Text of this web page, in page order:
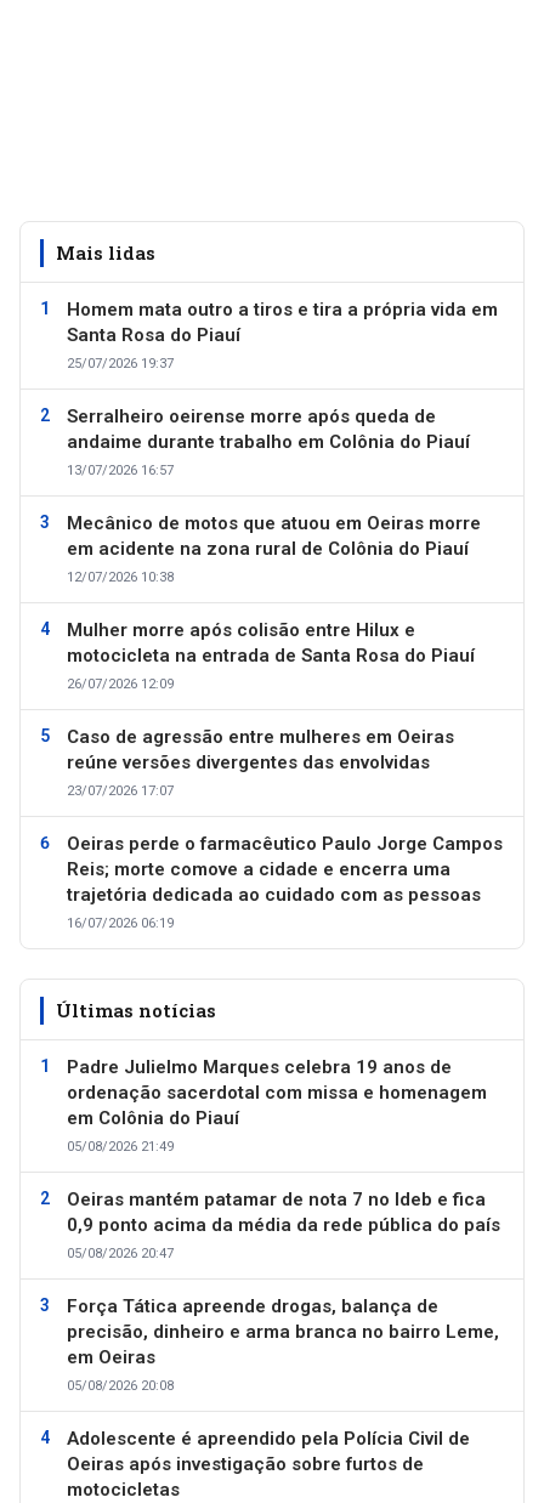
Mais lidas
Homem mata outro a tiros e tira a própria vida em
Santa Rosa do Piauí
25/07/2026 19:37
Serralheiro oeirense morre após queda de
andaime durante trabalho em Colônia do Piauí
13/07/2026 16:57
Mecânico de motos que atuou em Oeiras morre
em acidente na zona rural de Colônia do Piauí
12/07/2026 10:38
Mulher morre após colisão entre Hilux e
motocicleta na entrada de Santa Rosa do Piauí
26/07/2026 12:09
Caso de agressão entre mulheres em Oeiras
reúne versões divergentes das envolvidas
23/07/2026 17:07
Oeiras perde o farmacêutico Paulo Jorge Campos
Reis; morte comove a cidade e encerra uma
trajetória dedicada ao cuidado com as pessoas
16/07/2026 06:19
Últimas notícias
Padre Julielmo Marques celebra 19 anos de
ordenação sacerdotal com missa e homenagem
em Colônia do Piauí
05/08/2026 21:49
Oeiras mantém patamar de nota 7 no Ideb e fica
0,9 ponto acima da média da rede pública do país
05/08/2026 20:47
Força Tática apreende drogas, balança de
precisão, dinheiro e arma branca no bairro Leme,
em Oeiras
05/08/2026 20:08
Adolescente é apreendido pela Polícia Civil de
Oeiras após investigação sobre furtos de
motocicletas